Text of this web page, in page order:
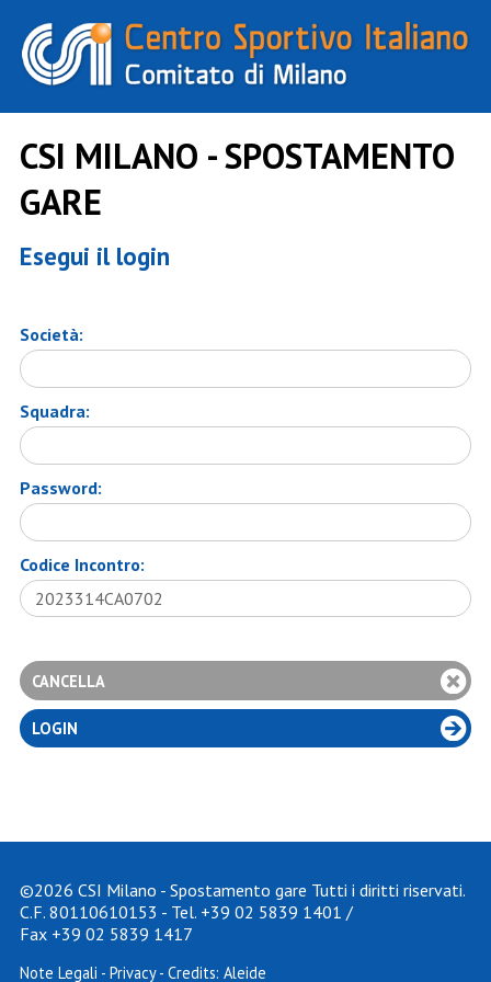
CSI MILANO - SPOSTAMENTO
GARE
Esegui il login
Società:
Squadra:
Password:
Codice Incontro:
©2026 CSI Milano - Spostamento gare Tutti i diritti riservati.
C.F. 80110610153 - Tel. +39 02 5839 1401 /
Fax +39 02 5839 1417
Note Legali - Privacy- Credits: Aleide